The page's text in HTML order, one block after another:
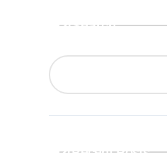
Search
Recent Posts